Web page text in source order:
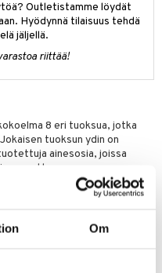
Om
Outletistamme löydät
Hyödynnä tilaisuus tehdä
jäljellä.
riittää!
8 eri tuoksua, jotka
tuoksun ydin on
ainesosia, joissa
seurattavuus.
niitä ”layering”-
käyttämille akordeille ja